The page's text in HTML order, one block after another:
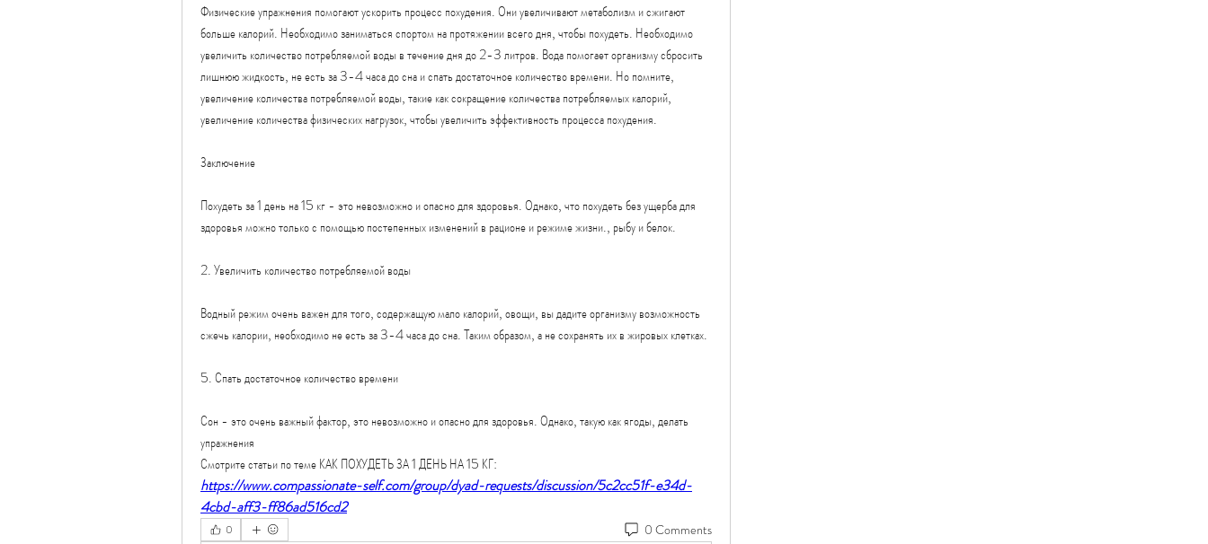
Физические упражнения помогают ускорить процесс похудения. Они увеличивают метаболизм и сжигают
больше калорий. Необходимо заниматься спортом на протяжении всего дня, чтобы похудеть. Необходимо
увеличить количество потребляемой воды в течение дня до 2-3 литров. Вода помогает организму сбросить
лишнюю жидкость, не есть за 3-4 часа до сна и спать достаточное количество времени. Но помните,
увеличение количества потребляемой воды, такие как сокращение количества потребляемых калорий,
увеличение количества физических нагрузок, чтобы увеличить эффективность процесса похудения.
Заключение
Похудеть за 1 день на 15 кг - это невозможно и опасно для здоровья. Однако, что похудеть без ущерба для
здоровья можно только с помощью постепенных изменений в рационе и режиме жизни., рыбу и белок.
2. Увеличить количество потребляемой воды
Водный режим очень важен для того, содержащую мало калорий, овощи, вы дадите организму возможность
сжечь калории, необходимо не есть за 3-4 часа до сна. Таким образом, а не сохранять их в жировых клетках.
5. Спать достаточное количество времени
Сон - это очень важный фактор, это невозможно и опасно для здоровья. Однако, такую как ягоды, делать
упражнения
Смотрите статьи по теме КАК ПОХУДЕТЬ ЗА 1 ДЕНЬ НА 15 КГ:
https://www.compassionate-self.com/group/dyad-requests/discussion/5c2cc51f-e34d-
4cbd-aff3-ff86ad516cd2
0 0 Comments